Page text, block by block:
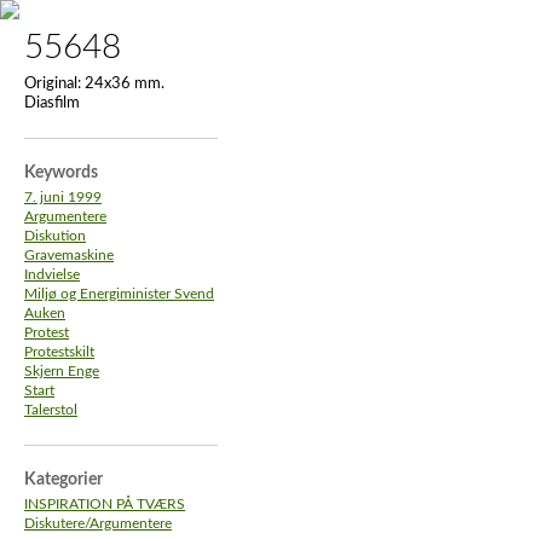
55648
Original: 24x36 mm.
Diasfilm
Keywords
7. juni 1999
Argumentere
Diskution
Gravemaskine
Indvielse
Miljø og Energiminister Svend
Auken
Protest
Protestskilt
Skjern Enge
Start
Talerstol
Kategorier
INSPIRATION PÅ TVÆRS
Diskutere/Argumentere